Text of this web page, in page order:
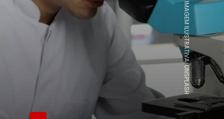
IMAGEM ILUSTRATIVA/UNSPLASH